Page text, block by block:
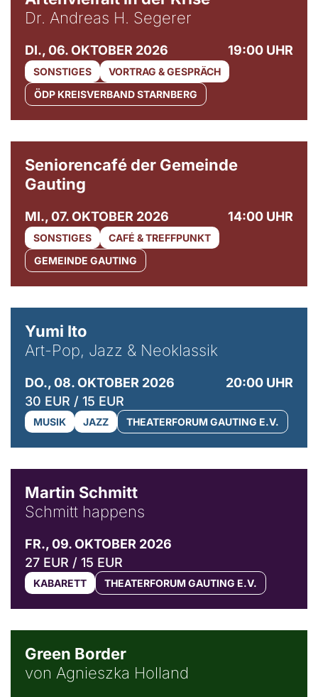
Dr. Andreas H. Segerer
DI., 06. OKTOBER 2026 19:00 UHR
SONSTIGES
VORTRAG & GESPRÄCH
ÖDP KREISVERBAND STARNBERG
Seniorencafé der Gemeinde
Gauting
MI., 07. OKTOBER 2026 14:00 UHR
SONSTIGES
CAFÉ & TREFFPUNKT
GEMEINDE GAUTING
Yumi Ito
Art-Pop, Jazz & Neoklassik
DO., 08. OKTOBER 2026
20:00 UHR
30 EUR / 15 EUR
MUSIK JAZZ THEATERFORUM GAUTING E.V.
Martin Schmitt
Schmitt happens
FR., 09. OKTOBER 2026
27 EUR / 15 EUR
KABARETT THEATERFORUM GAUTING E.V.
Green Border
von Agnieszka Holland